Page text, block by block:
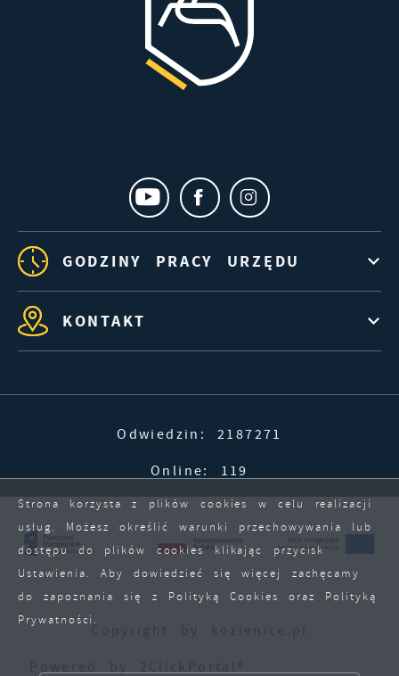
GODZINY PRACY URZĘDU
KONTAKT
Odwiedzin: 2187271
Online: 119
Strona korzysta z plików cookies w celu realizacji
usług. Możesz określić warunki przechowywania lub
dostępu do plików cookies klikając przycisk
Ustawienia. Aby dowiedzieć się więcej zachęcamy
do zapoznania się z Polityką Cookies oraz Polityką
Prywatności.